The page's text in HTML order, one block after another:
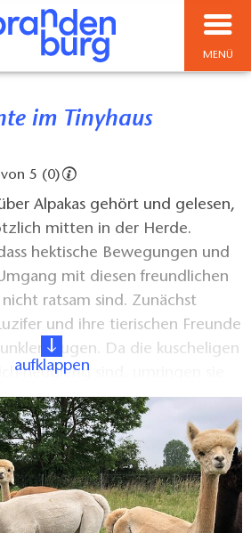
MENÜ
5 (0)
Alpakas gehört und gelesen,
mitten in der Herde.
hektische Bewegungen und
mit diesen freundlichen
ratsam sind. Zunächst
und ihre tierischen Freunde
Augen. Da die kuscheligen
neugierig sind, umringen sie
dürft vorsichtig ihr unglaublich
Mit etwas Glück gibt euch
aber das macht er nicht bei
Es ist kaum zu
tatsächlich direkt auf der
ihr euch am Abend vor dem
aufklappen